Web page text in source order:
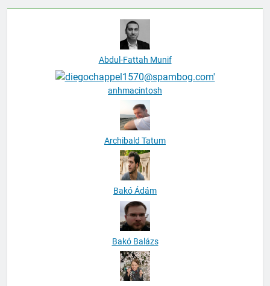
Abdul-Fattah Munif
anhmacintosh
Archibald Tatum
Bakó Ádám
Bakó Balázs